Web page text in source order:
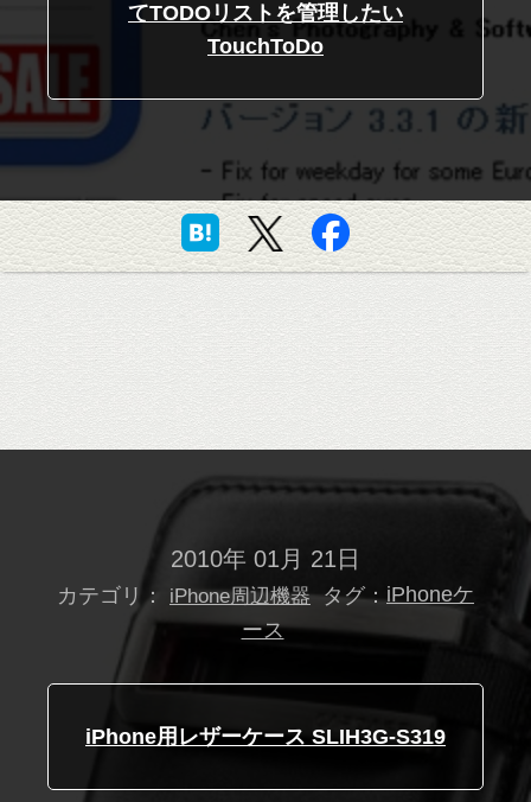
てTODOリストを管理したい
TouchToDo
2010年 01月 21日
カテゴリ： iPhone周辺機器 タグ： iPhoneケ
ース
iPhone用レザーケース SLIH3G-S319